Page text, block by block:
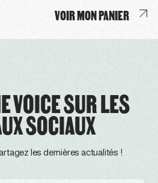
VOIR MON PANIER
VOICE SUR LES
SOCIAUX
les dernières actualités !